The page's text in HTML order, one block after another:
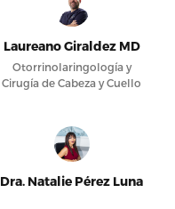
Laureano Giraldez MD
Otorrinolaringología y
Cirugía de Cabeza y Cuello
Dra. Natalie Pérez Luna